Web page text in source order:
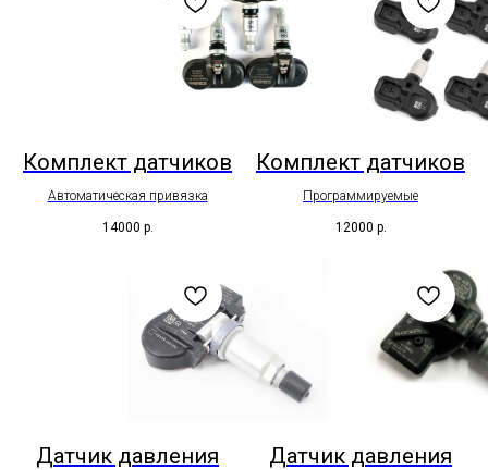
Комплект датчиков
Автоматическая привязка
14000 р.
Комплект датчиков
Программируемые
12000 р.
Датчик давления Датчик давления